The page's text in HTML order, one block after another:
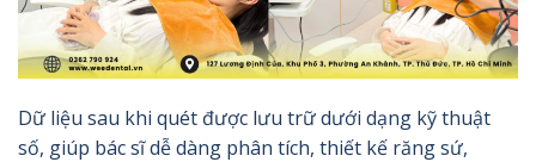
Dữ liệu sau khi quét được lưu trữ dưới dạng kỹ thuật
số, giúp bác sĩ dễ dàng phân tích, thiết kế răng sứ,